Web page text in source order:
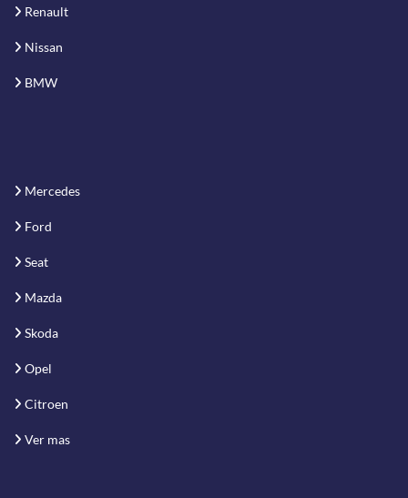
Renault
Nissan
BMW
Mercedes
Ford
Seat
Mazda
Skoda
Opel
Citroen
Ver mas